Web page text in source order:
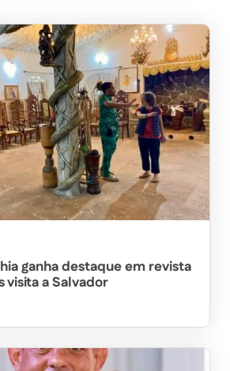
ganha destaque em revista
visita a Salvador